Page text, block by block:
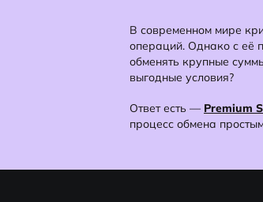
В современном мире
операций. Однако с её
обменять крупные
выгодные условия?
Ответ есть — Premium
процесс обмена